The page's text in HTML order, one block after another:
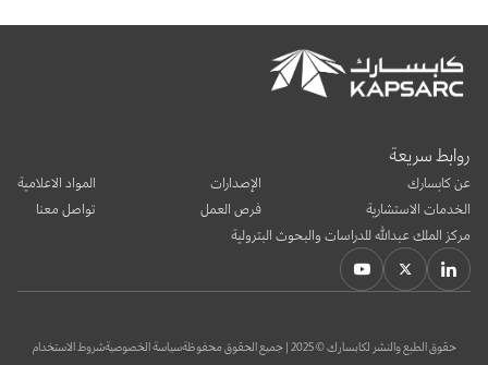
روابط سريعة
عن كابسارك
الخدمات الاستشارية
الإصدارات
فرص العمل
المواد الاعلامية
تواصل معنا
مركز الملك عبدالله للدراسات والبحوث البترولية
حقوق الطبع والنشر لكابسارك © 2025 | جميع الحقوق محفوظة سياسة الخصوصيةشروط الاستخدام